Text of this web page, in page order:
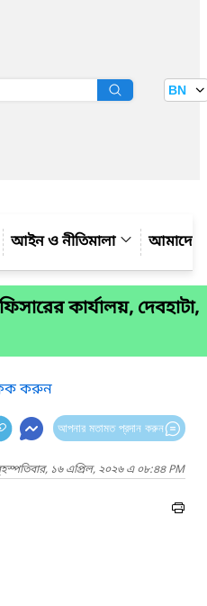
বাতায়ন BN
আইন ও নীতিমালা আমাদের
কার্যালয়, দেবহাটা,
করুন
আপনার মতামত প্রদান করুন
১৬ এপ্রিল, ২০২৬ এ ০৮:৪৪ PM